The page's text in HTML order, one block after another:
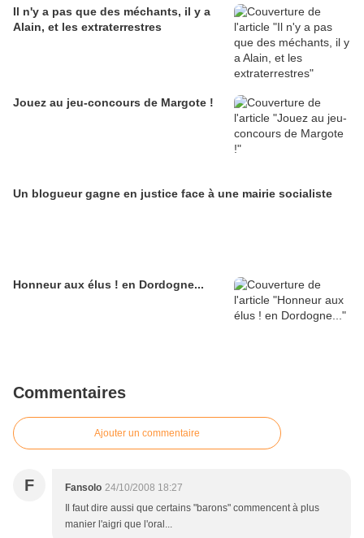
Il n'y a pas que des méchants, il y a
Alain, et les extraterrestres
Jouez au jeu-concours de Margote !
Un blogueur gagne en justice face à une mairie socialiste
Honneur aux élus ! en Dordogne...
Commentaires
Ajouter un commentaire
F Fansolo 24/10/2008 18:27
Il faut dire aussi que certains "barons" commencent à plus
manier l'aigri que l'oral...